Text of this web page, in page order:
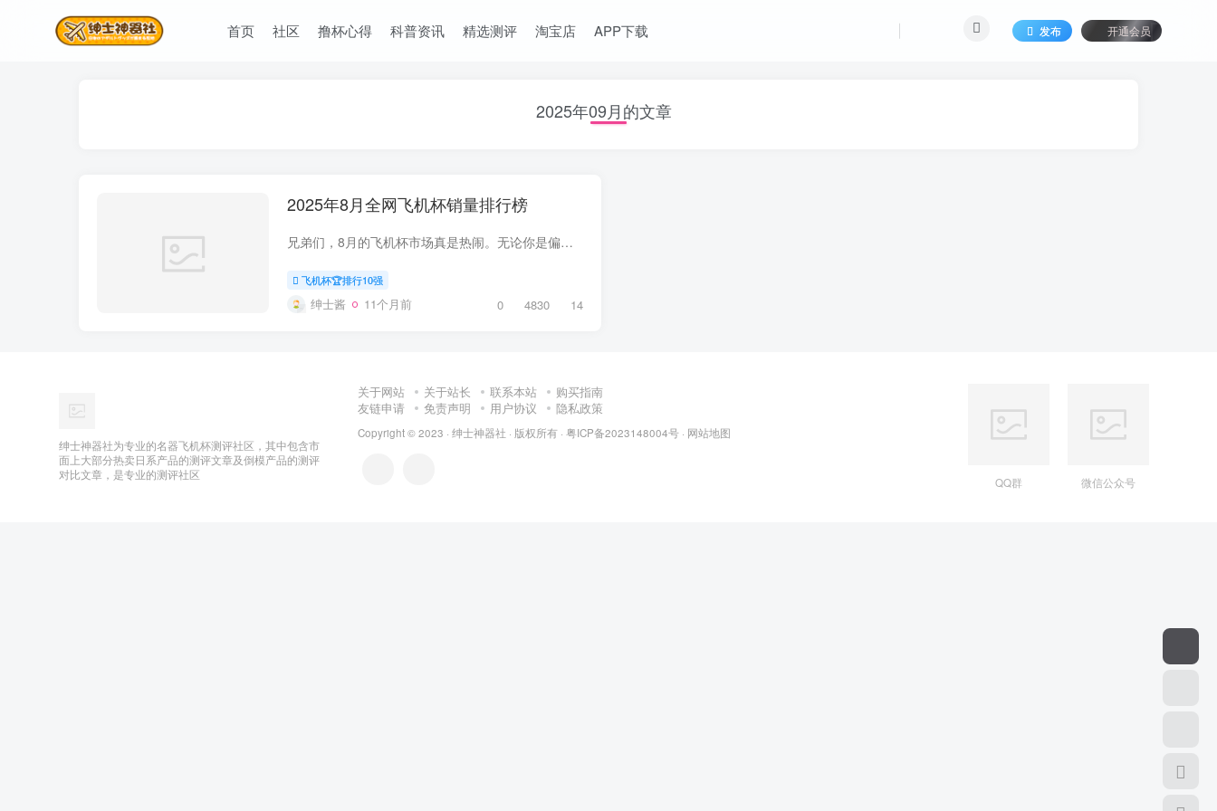
首页 社区 撸杯心得 科普资讯 精选测评 淘宝店 APP下载 发布 开通会员
2025年09月的文章
2025年8月全网飞机杯销量排行榜
兄弟们，8月的飞机杯市场真是热闹。无论你是偏爱 二次元幻想，还是追求 仿真慢玩，都能在榜单里找到归属。本期数据统计周期为 2025年8月1日—8月31日，数据源自天猫、京东等主流电商平台 + 绅士...
飞机杯🏆排行10强
绅士酱 11个月前 0 4830 14
绅士神器社为专业的名器飞机杯测评社区，其中包含市
面上大部分热卖日系产品的测评文章及倒模产品的测评
对比文章，是专业的测评社区
关于网站 关于站长 联系本站
购买指南
友链申请
免责声明 用户协议 隐私政策
Copyright © 2023 · 绅士神器社 · 版权所有 · 粤ICP备2023148004号 · 网站地图
QQ群 微信公众号